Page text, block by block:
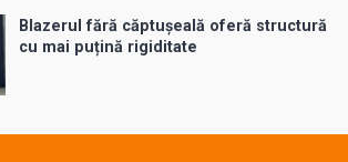
Blazerul fără căptușeală oferă structură
cu mai puțină rigiditate